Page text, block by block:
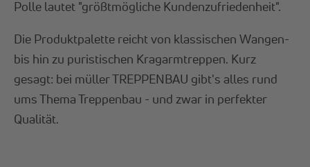
Polle lautet "größtmögliche Kundenzufriedenheit".
Die Produktpalette reicht von klassischen Wangen-
bis hin zu puristischen Kragarmtreppen. Kurz
gesagt: bei müller TREPPENBAU gibt's alles rund
ums Thema Treppenbau - und zwar in perfekter
Qualität.